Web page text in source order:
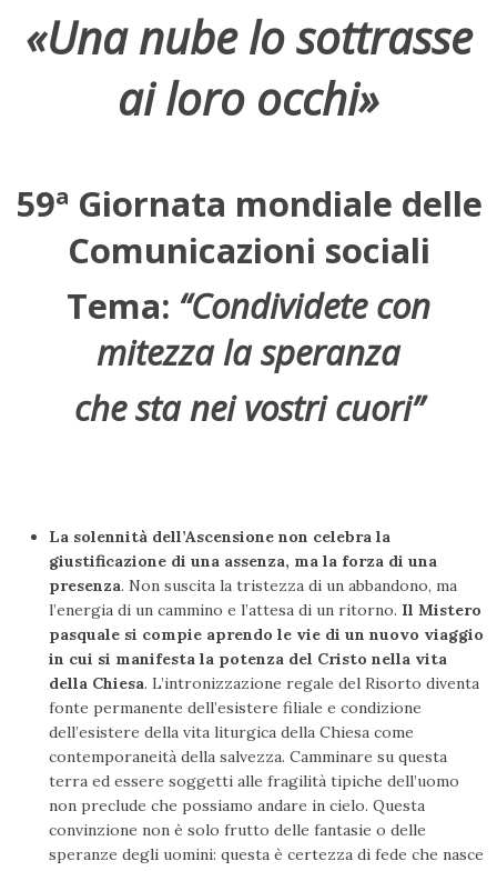
«Una nube lo sottrasse
ai loro occhi»
59ª Giornata mondiale delle
Comunicazioni sociali
Tema: “Condividete con
mitezza la speranza
che sta nei vostri cuori”
La solennità dell’Ascensione non celebra la
giustificazione di una assenza, ma la forza di una
presenza. Non suscita la tristezza di un abbandono, ma
l’energia di un cammino e l’attesa di un ritorno. Il Mistero
pasquale si compie aprendo le vie di un nuovo viaggio
in cui si manifesta la potenza del Cristo nella vita
della Chiesa. L’intronizzazione regale del Risorto diventa
fonte permanente dell’esistere filiale e condizione
dell’esistere della vita liturgica della Chiesa come
contemporaneità della salvezza. Camminare su questa
terra ed essere soggetti alle fragilità tipiche dell’uomo
non preclude che possiamo andare in cielo. Questa
convinzione non è solo frutto delle fantasie o delle
speranze degli uomini: questa è certezza di fede che nasce